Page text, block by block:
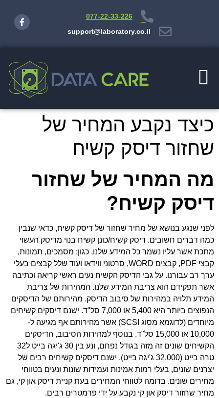
077-22-33-226
support@laboratory.co.il
כיצד נקבע המחיר של
שחזור דיסק קשיח
מה המחיר של שחזור
דיסק קשיח?
לפני שנגע בנושא של מחיר שחזור של דיסק קשיח, כדאי שנבין
כמה דברים חשובים. דיסק קשיח/כונן קשיח בנוי מדיסק העשוי
מתכת אשר עליו נשמר כל המידע שלנו, כגון: מסמכים, תמונות,
קבצי PDF,
קבצים WORD
, סרטוני ווידאו ועוד שלל קבצים בעלי
ערך רב עבורנו. על גבי הדיסק הקשיח נעים ראשי קריאה וכתיבה
אשר תפקידם הוא צריבת המידע שלנו. המהירות של צריבת
המידע תלויה במהירות של סיבוב הדיסק. מהירותם של הדיסקים
הנפוצים ביותר היא 5,400 או 7,000 סל"ד. ישנם דיסקים קשיחים
מיוחדים (לדוגמא מסוג SCSI) אשר מהירותם אף מגיעה ל-
10,000 או 15,000 סל"ד. בנוסף למהירות הסיבוב, הדיסקים
הקשיחים שונים זה מזה בגודל נפחם, ונע בין 30 ג'יגה בייט ל32
טרה בייט (32,000 ג'יגה בייט). ישנם דיסקים קשיחים רבים של
יצרנים שונים, בעלי רמות אמינות ועמידות שונות ונעים בטווחי
מחירים שונים. בדומה לטווחי המחירים בעת קניית דיסק און קי, גם
מחיר שחזור דיסק און קי נקבע על ידי פרמטרים רבים.